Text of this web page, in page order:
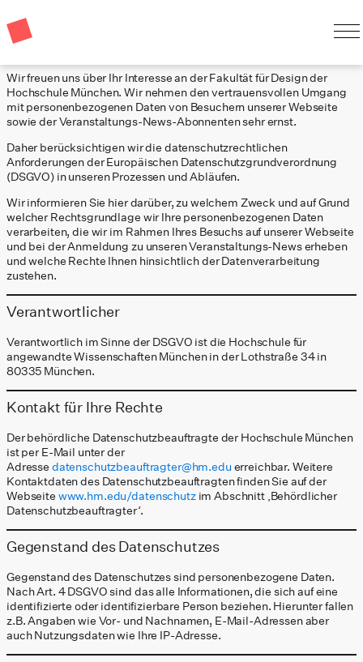
Datenschutz
Wir freuen uns über Ihr Interesse an der Fakultät für Design der
Hochschule München. Wir nehmen den vertrauensvollen Umgang
mit personenbezogenen Daten von Besuchern unserer Webseite
sowie der Veranstaltungs-News-Abonnenten sehr ernst.
Daher berücksichtigen wir die datenschutzrechtlichen
Anforderungen der Europäischen Datenschutzgrundverordnung
(DSGVO) in unseren Prozessen und Abläufen.
Wir informieren Sie hier darüber, zu welchem Zweck und auf Grund
welcher Rechtsgrundlage wir Ihre personenbezogenen Daten
verarbeiten, die wir im Rahmen Ihres Besuchs auf unserer Webseite
und bei der Anmeldung zu unseren Veranstaltungs-News erheben
und welche Rechte Ihnen hinsichtlich der Datenverarbeitung
zustehen.
Verantwortlicher
Verantwortlich im Sinne der DSGVO ist die Hochschule für
angewandte Wissenschaften München in der Lothstraße 34 in
80335 München.
Kontakt für Ihre Rechte
Der behördliche Datenschutzbeauftragte der Hochschule München
ist per E-Mail unter der
Adresse datenschutzbeauftragter@hm.edu erreichbar. Weitere
Kontaktdaten des Datenschutzbeauftragten finden Sie auf der
Webseite www.hm.edu/datenschutzim Abschnitt ‚Behördlicher
Datenschutzbeauftragter‘.
Gegenstand des Datenschutzes
Gegenstand des Datenschutzes sind personenbezogene Daten.
Nach Art. 4 DSGVO sind das alle Informationen, die sich auf eine
identifizierte oder identifizierbare Person beziehen. Hierunter fallen
z.B. Angaben wie Vor- und Nachnamen, E-Mail-Adressen aber
auch Nutzungsdaten wie Ihre IP-Adresse.